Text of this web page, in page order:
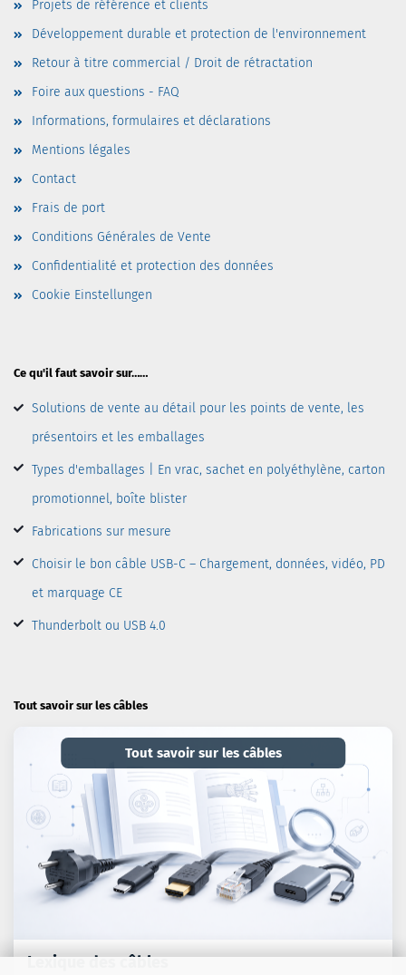
Projets de référence et clients
Développement durable et protection de l'environnement
Retour à titre commercial / Droit de rétractation
Foire aux questions - FAQ
Informations, formulaires et déclarations
Mentions légales
Contact
Frais de port
Conditions Générales de Vente
Confidentialité et protection des données
Cookie Einstellungen
Ce qu'il faut savoir sur……
Solutions de vente au détail pour les points de vente, les
présentoirs et les emballages
Types d'emballages | En vrac, sachet en polyéthylène, carton
promotionnel, boîte blister
Fabrications sur mesure
Choisir le bon câble USB-C – Chargement, données, vidéo, PD
et marquage CE
Thunderbolt ou USB 4.0
Tout savoir sur les câbles
Tout savoir sur les câbles
Lexique des câbles